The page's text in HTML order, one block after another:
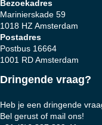
Bezoekadres
Marinierskade 59
1018 HZ Amsterdam
Postadres
Postbus 16664
1001 RD Amsterdam
Dringende vraag?
Heb je een dringende
Bel gerust of mail ons!